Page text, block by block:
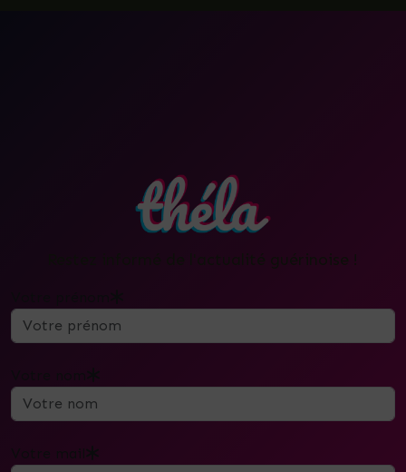
Restez informé de l'actualité guérinoise !